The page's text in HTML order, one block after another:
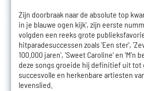
Zijn doorbraak naar de absolute top
in je blauwe ogen kijk', zijn eerste
volgden een reeks grote
hitparadesuccessen zoals 'Een ster',
100.000 jaren', 'Sweet Caroline' en 'M'n
deze songs groeide hij definitief uit tot
succesvolle en herkenbare artiesten
levenslied.